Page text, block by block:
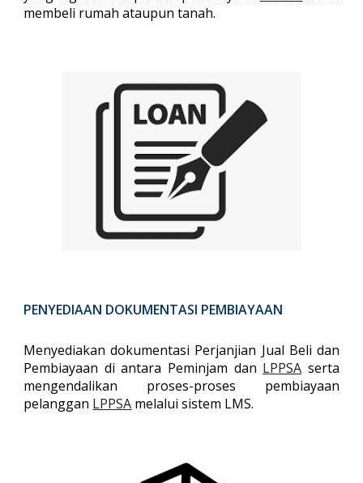
membeli rumah ataupun tanah.
PENYEDIAAN DOKUMENTASI PEMBIAYAAN
Menyediakan dokumentasi Perjanjian Jual Beli dan
Pembiayaan di antara Peminjam dan LPPSA serta
mengendalikan proses-proses pembiayaan
pelanggan LPPSA melalui sistem LMS.